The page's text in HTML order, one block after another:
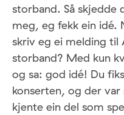
storband. Så skjedde
meg, eg fekk ein idé.
skriv eg ei melding til
storband? Med kun
og sa: god idé! Du
konserten, og der
kjente ein del som